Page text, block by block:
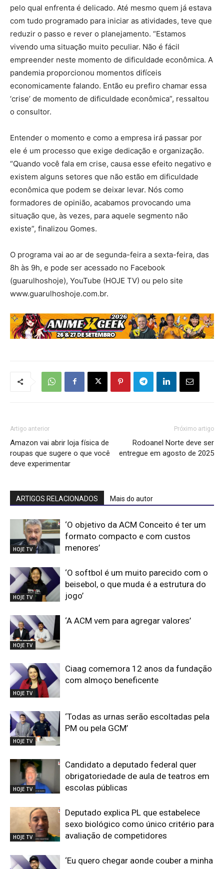
pelo qual enfrenta é delicado. Até mesmo quem já estava
com tudo programado para iniciar as atividades, teve que
reduzir o passo e rever o planejamento. “Estamos
vivendo uma situação muito peculiar. Não é fácil
empreender neste momento de dificuldade econômica. A
pandemia proporcionou momentos difíceis
economicamente falando. Então eu prefiro chamar essa
‘crise’ de momento de dificuldade econômica”, ressaltou
o consultor.
Entender o momento e como a empresa irá passar por
ele é um processo que exige dedicação e organização.
“Quando você fala em crise, causa esse efeito negativo e
existem alguns setores que não estão em dificuldade
econômica que podem se deixar levar. Nós como
formadores de opinião, acabamos provocando uma
situação que, às vezes, para aquele segmento não
existe”, finalizou Gomes.
O programa vai ao ar de segunda-feira a sexta-feira, das
8h às 9h, e pode ser acessado no Facebook
(guarulhoshoje), YouTube (HOJE TV) ou pelo site
www.guarulhoshoje.com.br.
Artigo anterior
Amazon vai abrir loja física de
roupas que sugere o que você
deve experimentar
Próximo artigo
Rodoanel Norte deve ser
entregue em agosto de 2025
ARTIGOS RELACIONADOS Mais do autor
HOJE TV
‘O objetivo da ACM Conceito é ter um
formato compacto e com custos
menores’
HOJE TV
‘O softbol é um muito parecido com o
beisebol, o que muda é a estrutura do
jogo’
HOJE TV
‘A ACM vem para agregar valores’
HOJE TV
Ciaag comemora 12 anos da fundação
com almoço beneficente
HOJE TV
‘Todas as urnas serão escoltadas pela
PM ou pela GCM’
HOJE TV
Candidato a deputado federal quer
obrigatoriedade de aula de teatros em
escolas públicas
HOJE TV
Deputado explica PL que estabelece
sexo biológico como único critério para
avaliação de competidores
‘Eu quero chegar aonde couber a minha